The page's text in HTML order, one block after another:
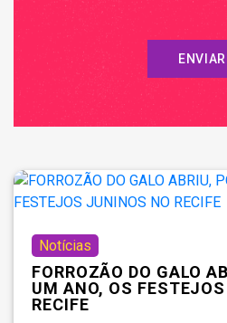
ENVIAR
Notícias
FORROZÃO DO GALO
UM ANO, OS
RECIFE